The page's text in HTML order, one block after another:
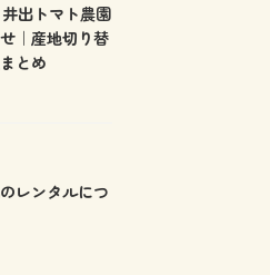
井出トマト農園
｜産地切り替
とめ
レンタルにつ